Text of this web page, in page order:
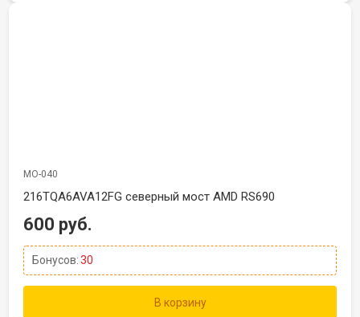
МО-040
216TQA6AVA12FG северный мост AMD RS690
600 руб.
Бонусов:30
В корзину